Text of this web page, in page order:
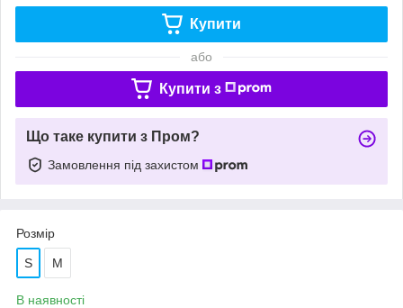
Купити
або
Купити з
Що таке купити з Пром?
Замовлення під захистом
Розмір
S M
В наявності